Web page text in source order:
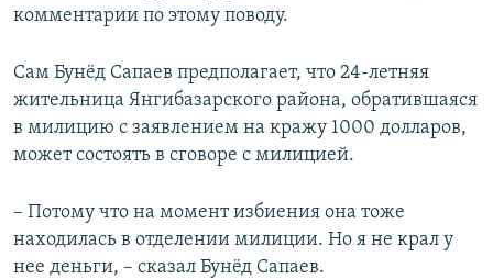
комментарии по этому поводу.
Сам Бунёд Сапаев предполагает, что 24-летняя
жительница Янгибазарского района, обратившаяся
в милицию с заявлением на кражу 1000 долларов,
может состоять в сговоре с милицией.
– Потому что на момент избиения она тоже
находилась в отделении милиции. Но я не крал у
нее деньги, – сказал Бунёд Сапаев.